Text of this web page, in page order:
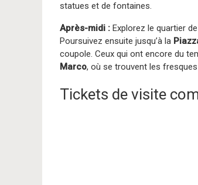
statues et de fontaines.
Après-midi : Explorez le quartier
Poursuivez ensuite jusqu’à la
coupole. Ceux qui ont encore du
Marco, où se trouvent les
Tickets de visite